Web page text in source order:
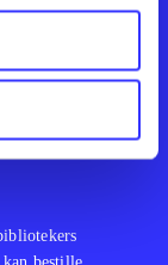
Feedback